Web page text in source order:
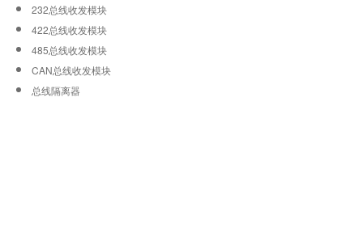
232总线收发模块
422总线收发模块
485总线收发模块
CAN总线收发模块
总线隔离器